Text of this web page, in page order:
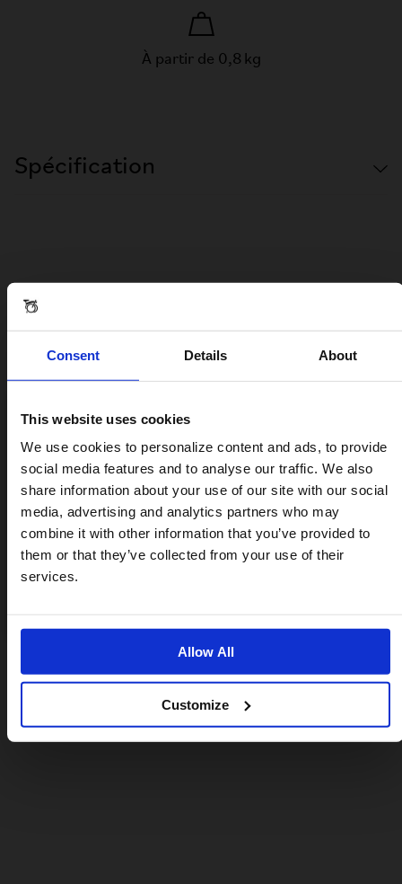
Consent Details About
This website uses cookies
We use cookies to personalize content and ads, to provide
social media features and to analyse our traffic. We also
share information about your use of our site with our social
media, advertising and analytics partners who may
combine it with other information that you’ve provided to
them or that they’ve collected from your use of their
services.
Allow All
Customize
À partir de 0,8 kg
Spécification
Commentaires et questions
Avis
Visiting from the United States?
For a better experience, please visit our:
US website